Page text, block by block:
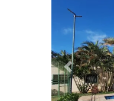
Previous